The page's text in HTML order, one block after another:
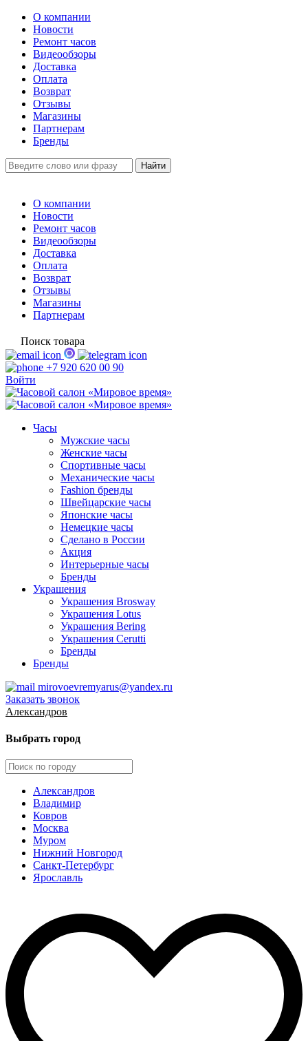
О компании
Новости
Ремонт часов
Видеообзоры
Доставка
Оплата
Возврат
Отзывы
Магазины
Партнерам
Бренды
О компании
Новости
Ремонт часов
Видеообзоры
Доставка
Оплата
Возврат
Отзывы
Магазины
Партнерам
Поиск товара
+7 920 620 00 90
Войти
Часы
Мужские часы
Женские часы
Спортивные часы
Механические часы
Fashion бренды
Швейцарские часы
Японские часы
Немецкие часы
Сделано в России
Акция
Интерьерные часы
Бренды
Украшения
Украшения Brosway
Украшения Lotus
Украшения Bering
Украшения Cerutti
Бренды
Бренды
mirovoevremyarus@yandex.ru
Заказать звонок
Александров
Выбрать город
Александров
Владимир
Ковров
Москва
Муром
Нижний Новгород
Санкт-Петербург
Ярославль